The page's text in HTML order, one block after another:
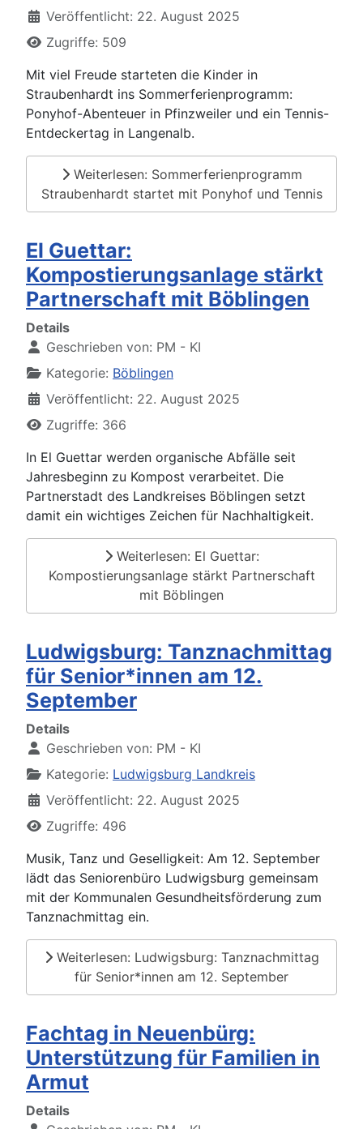
Veröffentlicht: 22. August 2025
Zugriffe: 509
Mit viel Freude starteten die Kinder in
Straubenhardt ins Sommerferienprogramm:
Ponyhof-Abenteuer in Pfinzweiler und ein Tennis-
Entdeckertag in Langenalb.
Weiterlesen: Sommerferienprogramm
Straubenhardt startet mit Ponyhof und Tennis
El Guettar:
Kompostierungsanlage stärkt
Partnerschaft mit Böblingen
Details
Geschrieben von: PM - KI
Kategorie: Böblingen
Veröffentlicht: 22. August 2025
Zugriffe: 366
In El Guettar werden organische Abfälle seit
Jahresbeginn zu Kompost verarbeitet. Die
Partnerstadt des Landkreises Böblingen setzt
damit ein wichtiges Zeichen für Nachhaltigkeit.
Weiterlesen: El Guettar:
Kompostierungsanlage stärkt Partnerschaft
mit Böblingen
Ludwigsburg: Tanznachmittag
für Senior*innen am 12.
September
Details
Geschrieben von: PM - KI
Kategorie: Ludwigsburg Landkreis
Veröffentlicht: 22. August 2025
Zugriffe: 496
Musik, Tanz und Geselligkeit: Am 12. September
lädt das Seniorenbüro Ludwigsburg gemeinsam
mit der Kommunalen Gesundheitsförderung zum
Tanznachmittag ein.
Weiterlesen: Ludwigsburg: Tanznachmittag
für Senior*innen am 12. September
Fachtag in Neuenbürg:
Unterstützung für Familien in
Armut
Details